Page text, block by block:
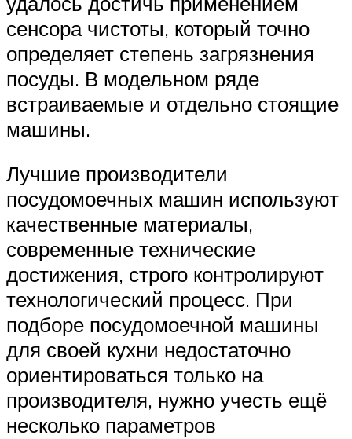
сенсора чистоты, который точно
определяет степень загрязнения
посуды. В модельном ряде
встраиваемые и отдельно стоящие
машины.
Лучшие производители
посудомоечных машин используют
качественные материалы,
современные технические
достижения, строго контролируют
технологический процесс. При
подборе посудомоечной машины
для своей кухни недостаточно
ориентироваться только на
производителя, нужно учесть ещё
несколько параметров